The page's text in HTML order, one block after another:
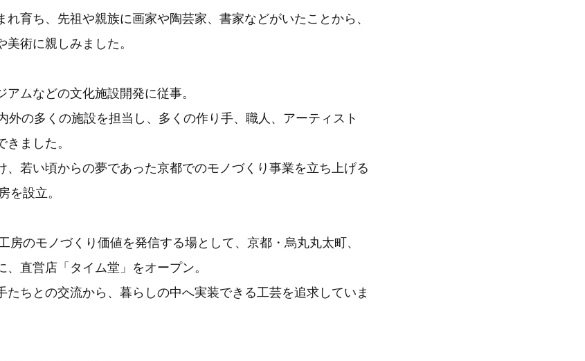
れ育ち、先祖や親族に画家や陶芸家、書家などがいたことから、
術に親しみました。
ムなどの文化施設開発に従事。
外の多くの施設を担当し、多くの作り手、職人、アーティスト
ました。
、若い頃からの夢であった京都でのモノづくり事業を立ち上げる
を設立。
房のモノづくり価値を発信する場として、京都・烏丸丸太町、
直営店「タイム堂」をオープン。
たちとの交流から、暮らしの中へ実装できる工芸を追求していま